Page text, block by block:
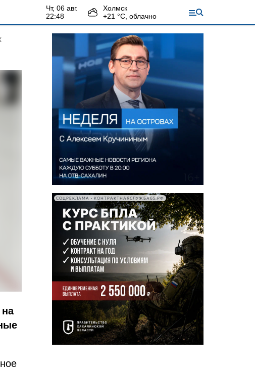
чт, 06 авг.
22:48
Холмск
+21 °С, облачно
СОЦРЕКЛАМА • КОНТРАКТНАЯСЛУЖБА65.РФ